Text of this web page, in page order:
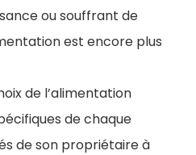
ou souffrant de
est encore plus
de l’alimentation
de chaque
de son propriétaire à